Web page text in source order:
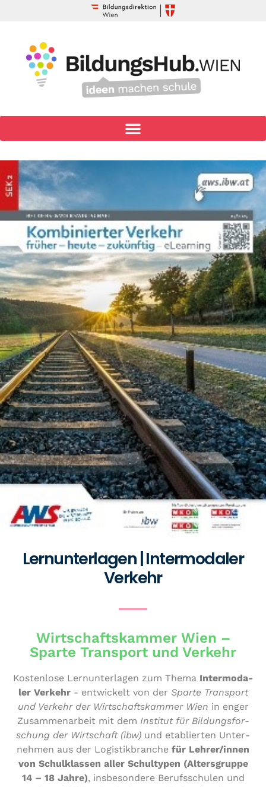
Lernunterlagen | Intermodaler
Verkehr
Wirtschaftskammer Wien –
Sparte Transport und Verkehr
Kos­ten­lo­se Lern­un­ter­la­gen zum Thema Inter­mo­da­
ler Verkehr - ent­wi­ckelt von der Sparte Transport
und Verkehr der Wirt­schafts­kam­mer Wien in enger
Zusam­men­ar­beit mit dem Institut für Bil­dungs­for­
schung der Wirt­schaft (ibw) und eta­blier­ten Unter­
neh­men aus der Logis­tik­bran­che für Lehrer/​innen
von Schul­klas­sen aller Schul­ty­pen (Alters­grup­pe
14 – 18 Jahre), ins­be­son­de­re Berufs­schu­len und